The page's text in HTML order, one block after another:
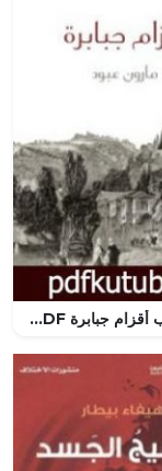
تحميل كتاب أقزام جبابرة PDF تأليف مارون عبود مجانا [كامل]